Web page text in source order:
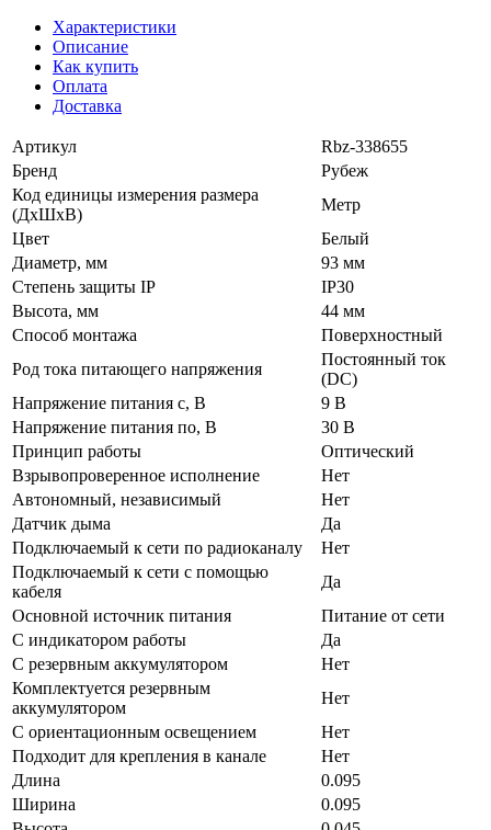
Характеристики
Описание
Как купить
Оплата
Доставка
Артикул
Rbz-338655
Бренд
Рубеж
Код единицы измерения размера
(ДхШхВ)
Метр
Цвет
Белый
Диаметр, мм
93 мм
Степень защиты IP
IP30
Высота, мм
44 мм
Способ монтажа
Поверхностный
Род тока питающего напряжения
Постоянный ток
(DC)
Напряжение питания с, В
9 В
Напряжение питания по, В
30 В
Принцип работы
Оптический
Взрывопроверенное исполнение
Нет
Автономный, независимый
Нет
Датчик дыма
Да
Подключаемый к сети по радиоканалу
Нет
Подключаемый к сети с помощью
кабеля
Да
Основной источник питания
Питание от сети
С индикатором работы
Да
С резервным аккумулятором
Нет
Комплектуется резервным
аккумулятором
Нет
С ориентационным освещением
Нет
Подходит для крепления в канале
Нет
Длина
0.095
Ширина
0.095